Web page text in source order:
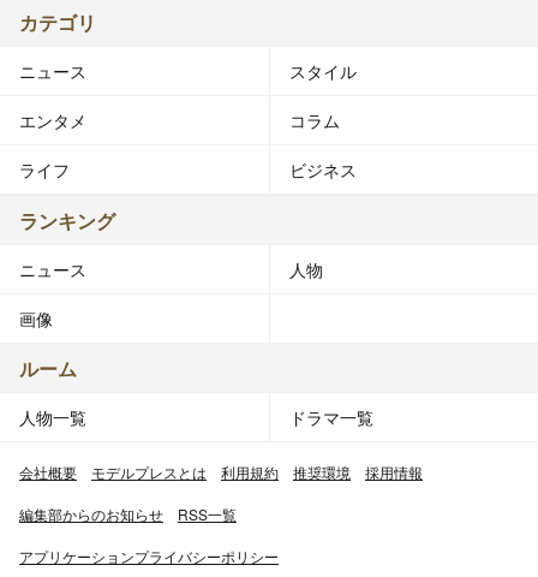
カテゴリ
ニュース スタイル
エンタメ コラム
ライフ ビジネス
ランキング
ニュース 人物
画像
ルーム
人物一覧 ドラマ一覧
会社概要 モデルプレスとは 利用規約 推奨環境 採用情報
編集部からのお知らせ RSS一覧
アプリケーションプライバシーポリシー